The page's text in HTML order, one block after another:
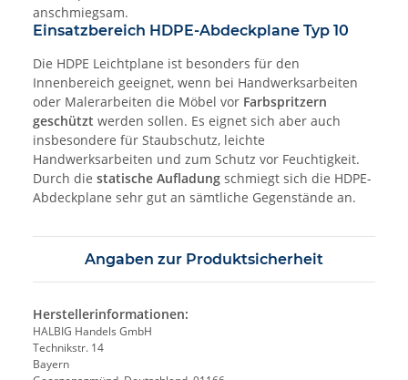
anschmiegsam.
Einsatzbereich HDPE-Abdeckplane Typ 10
Die HDPE Leichtplane ist besonders für den
Innenbereich geeignet, wenn bei Handwerksarbeiten
oder Malerarbeiten die Möbel vor Farbspritzern
geschützt werden sollen. Es eignet sich aber auch
insbesondere für Staubschutz, leichte
Handwerksarbeiten und zum Schutz vor Feuchtigkeit.
Durch die statische Aufladung schmiegt sich die HDPE-
Abdeckplane sehr gut an sämtliche Gegenstände an.
Angaben zur Produktsicherheit
Herstellerinformationen:
HALBIG Handels GmbH
Technikstr. 14
Bayern